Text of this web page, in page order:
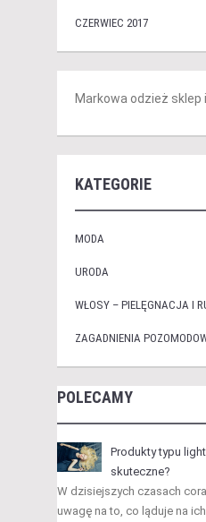
CZERWIEC 2017
Markowa odzież
KATEGORIE
MODA
URODA
WŁOSY – PIELĘGNACJA I
ZAGADNIENIA
POLECAMY
Produkty typu
skuteczne?
W dzisiejszych czasach
uwagę na to, co ląduje na